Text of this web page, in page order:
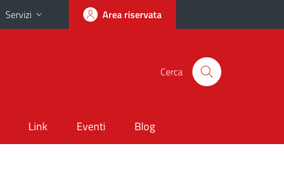
Servizi Area riservata
Cerca
Link Eventi Blog